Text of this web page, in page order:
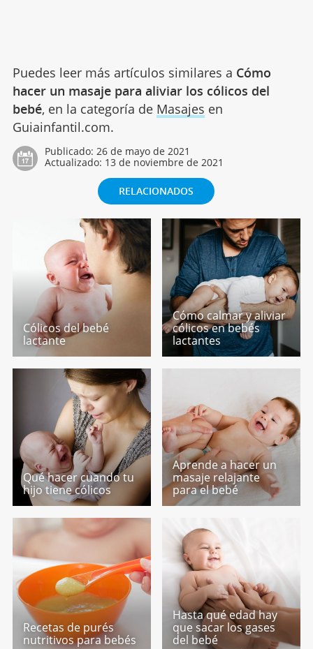
Puedes leer más artículos similares a Cómo
hacer un masaje para aliviar los cólicos del
bebé, en la categoría de Masajes en
Guiainfantil.com.
Publicado: 26 de mayo de 2021
Actualizado: 13 de noviembre de 2021
RELACIONADOS
Cólicos del bebé
lactante
Cómo calmar y aliviar
cólicos en bebés
lactantes
Qué hacer cuando tu
hijo tiene cólicos
Aprende a hacer un
masaje relajante
para el bebé
Recetas de purés
nutritivos para bebés
Hasta qué edad hay
que sacar los gases
del bebé